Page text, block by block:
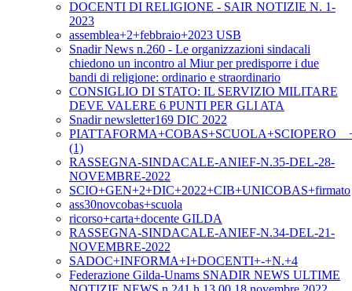
DOCENTI DI RELIGIONE - SAIR NOTIZIE N. 1-
2023
assemblea+2+febbraio+2023 USB
Snadir News n.260 - Le organizzazioni sindacali
chiedono un incontro al Miur per predisporre i due
bandi di religione: ordinario e straordinario
CONSIGLIO DI STATO: IL SERVIZIO MILITARE
DEVE VALERE 6 PUNTI PER GLI ATA
Snadir newsletter169 DIC 2022
(1)
RASSEGNA-SINDACALE-ANIEF-N.35-DEL-28-
NOVEMBRE-2022
SCIO+GEN+2+DIC+2022+CIB+UNICOBAS+firmato
ass30novcobas+scuola
ricorso+carta+docente GILDA
RASSEGNA-SINDACALE-ANIEF-N.34-DEL-21-
NOVEMBRE-2022
SADOC+INFORMA+I+DOCENTI+-+N.+4
Federazione Gilda-Unams SNADIR NEWS ULTIME